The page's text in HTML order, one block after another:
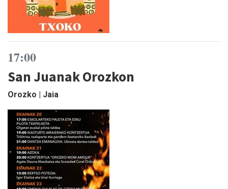
17:00
San Juanak Orozkon
Orozko | Jaia